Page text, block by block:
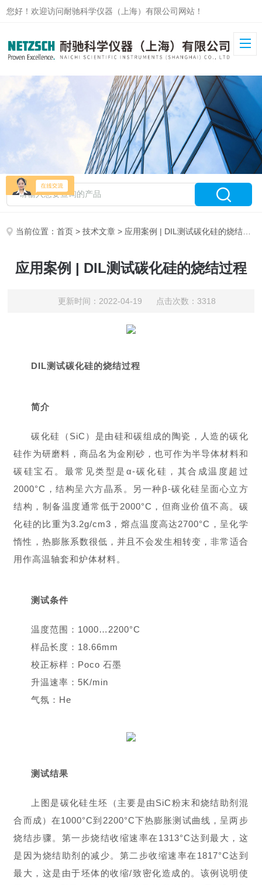
您好！欢迎访问耐驰科学仪器（上海）有限公司网站！
当前位置：首页 >技术文章 > 应用案例 | DIL测试碳化硅的烧结过程
应用案例 | DIL测试碳化硅的烧结过程
更新时间：2022-04-19 点击次数：3318
DIL测试碳化硅的烧结过程
简介
碳化硅（SiC）是由硅和碳组成的陶瓷，人造的碳化
硅作为研磨料，商品名为金刚砂，也可作为半导体材料和
碳硅宝石。最常见类型是α-碳化硅，其合成温度超过
2000°C，结构呈六方晶系。另一种β-碳化硅呈面心立方
结构，制备温度通常低于2000°C，但商业价值不高。碳
化硅的比重为3.2g/cm3，熔点温度高达2700°C，呈化学
惰性，热膨胀系数很低，并且不会发生相转变，非常适合
用作高温轴套和炉体材料。
测试条件
温度范围：1000…2200°C
样品长度：18.66mm
校正标样：Poco 石墨
升温速率：5K/min
气氛：He
测试结果
上图是碳化硅生坯（主要是由SiC粉末和烧结助剂混
合而成）在1000°C到2200°C下热膨胀测试曲线，呈两步
烧结步骤。第一步烧结收缩速率在1313°C达到最大，这
是因为烧结助剂的减少。第二步收缩速率在1817°C达到
最大，这是由于坯体的收缩/致密化造成的。该例说明使